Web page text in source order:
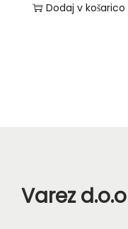
Dodaj v košarico
Varez d.o.o